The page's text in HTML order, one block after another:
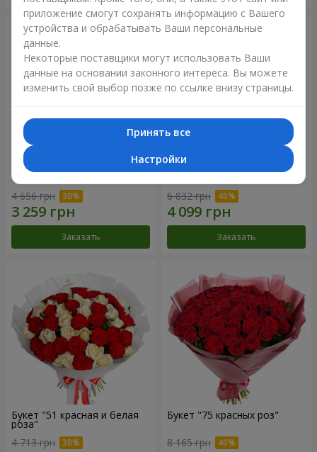
Букет "Нежный оттенок"
4 656 грн
Заказать
Цветы в коробке “Кадриль”
6 832 грн
Заказать
Букет "51 красная и белая
роза"
4 713 грн
Букет "75 красных роз"
8 165 грн
приложение смогут сохранять информацию с Вашего
устройства и обрабатывать Ваши персональные
данные.
Некоторые поставщики могут использовать Ваши
данные на основании законного интереса. Вы можете
изменить свой выбор позже по ссылке внизу страницы.
Принять все
Настройки